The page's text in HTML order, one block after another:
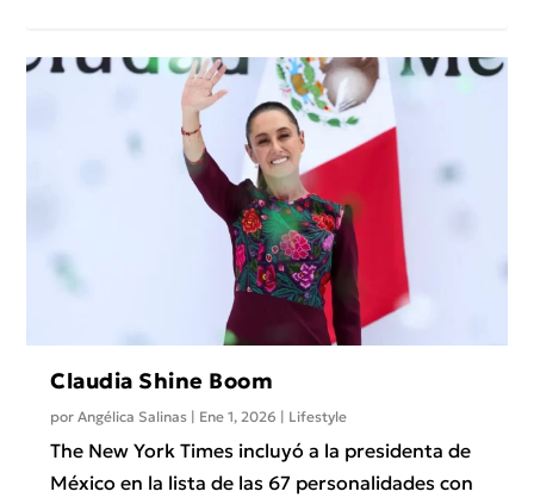
Claudia Shine Boom
porAngélica Salinas | Ene 1, 2026 | Lifestyle
The New York Times incluyó a la presidenta de
México en la lista de las 67 personalidades con